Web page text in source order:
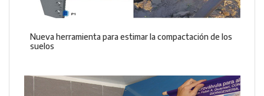
Nueva herramienta para estimar la compactación de los
suelos